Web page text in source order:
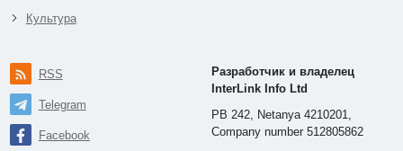
Культура
RSS
Telegram
Facebook
Разработчик и владелец
InterLink Info Ltd
PB 242, Netanya 4210201,
Company number 512805862